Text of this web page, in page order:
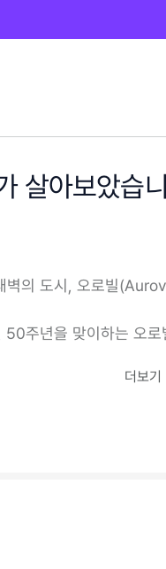
살아보았습
벽의 도시, 오로빌
주년을 맞이하는 오로
더보기